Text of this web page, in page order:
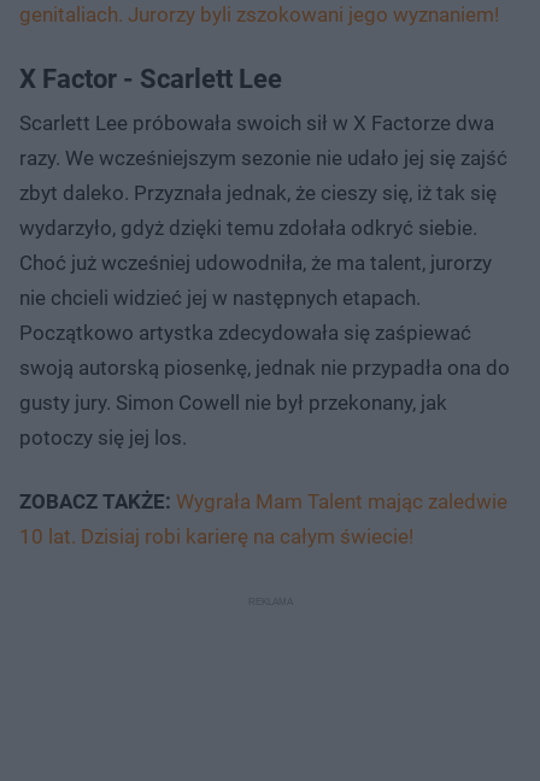
genitaliach. Jurorzy byli zszokowani jego wyznaniem!
X Factor - Scarlett Lee
Scarlett Lee próbowała swoich sił w X Factorze dwa
razy. We wcześniejszym sezonie nie udało jej się zajść
zbyt daleko. Przyznała jednak, że cieszy się, iż tak się
wydarzyło, gdyż dzięki temu zdołała odkryć siebie.
Choć już wcześniej udowodniła, że ma talent, jurorzy
nie chcieli widzieć jej w następnych etapach.
Początkowo artystka zdecydowała się zaśpiewać
swoją autorską piosenkę, jednak nie przypadła ona do
gusty jury. Simon Cowell nie był przekonany, jak
potoczy się jej los.
ZOBACZ TAKŻE: Wygrała Mam Talent mając zaledwie
10 lat. Dzisiaj robi karierę na całym świecie!